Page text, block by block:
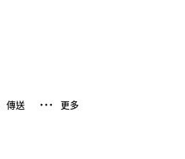
。
，定期獲得最新潮流情報和
傳送 更多